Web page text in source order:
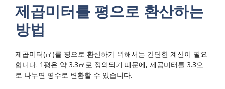
제곱미터를 평으로 환산하는
방법
제곱미터(㎡)를 평으로 환산하기 위해서는 간단한 계산이 필요
합니다. 1평은 약 3.3㎡로 정의되기 때문에, 제곱미터를 3.3으
로 나누면 평수로 변환할 수 있습니다.